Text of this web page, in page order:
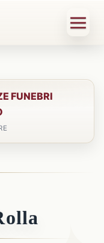
FUNEBRI
olla